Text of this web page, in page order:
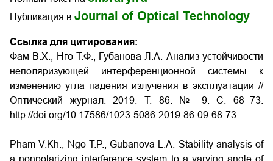
Публикация в Journal of Optical Technology
Ссылка для цитирования:
Фам В.Х., Нго Т.Ф., Губанова Л.А. Анализ устойчивости
неполяризующей интерференционной системы к
изменению угла падения излучения в эксплуатации //
Оптический журнал. 2019. Т. 86. № 9. С. 68–73.
http://doi.org/10.17586/1023-5086-2019-86-09-68-73
Pham V.Kh., Ngo T.P., Gubanova L.A. Stability analysis of
a nonpolarizing interference system to a varying angle of